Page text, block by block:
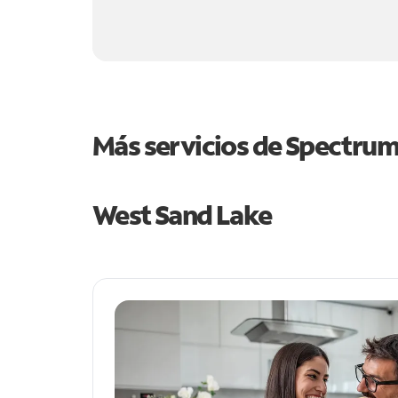
Más servicios de
West Sand Lake